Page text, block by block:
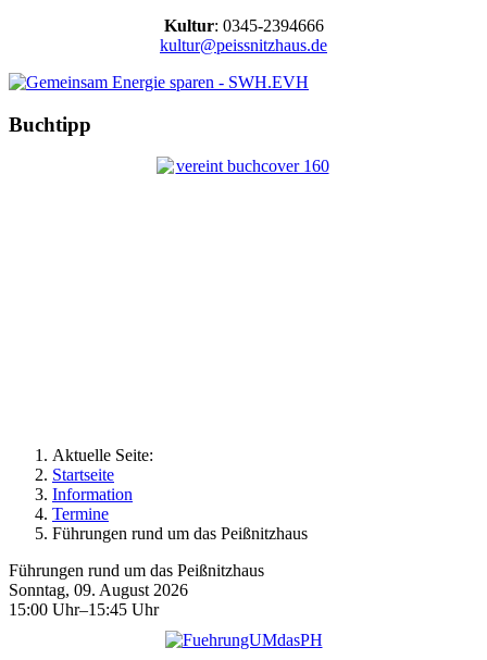
Kultur: 0345-2394666
kultur@peissnitzhaus.de
Buchtipp
Aktuelle Seite:
Startseite
Information
Termine
Führungen rund um das Peißnitzhaus
Führungen rund um das Peißnitzhaus
Sonntag, 09. August 2026
15:00 Uhr–15:45 Uhr